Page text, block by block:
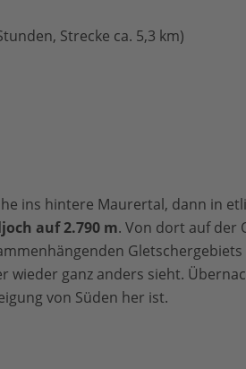
Strecke ca. 5,3 km)
ins hintere Maurertal, dann in
auf 2.790 m. Von dort auf der
wieder ganz anders sieht.
von Süden her ist.